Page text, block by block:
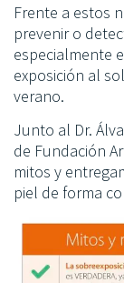
Frente a estos
prevenir o
especialmente
exposición al
verano.
Junto al Dr.
de Fundación
mitos y
piel de forma